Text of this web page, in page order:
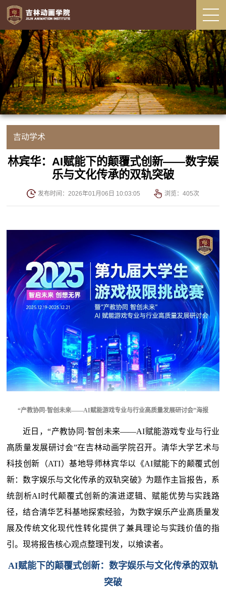
吉动学术
林宾华：AI赋能下的颠覆式创新——数字娱
乐与文化传承的双轨突破
发布时间：2026年01月06日 10:03:05 浏览： 405次
“产教协同·智创未来——AI赋能游戏专业与行业高质量发展研讨会”海报
近日，“产教协同·智创未来——AI赋能游戏专业与行业
高质量发展研讨会”在吉林动画学院召开。清华大学艺术与
科技创新（ATI）基地导师林宾华以《AI赋能下的颠覆式创
新：数字娱乐与文化传承的双轨突破》为题作主旨报告，系
统剖析AI时代颠覆式创新的演进逻辑、赋能优势与实践路
径，结合清华艺科基地探索经验，为数字娱乐产业高质量发
展及传统文化现代性转化提供了兼具理论与实践价值的指
引。现将报告核心观点整理刊发，以飨读者。
AI赋能下的颠覆式创新：数字娱乐与文化传承的双轨
突破